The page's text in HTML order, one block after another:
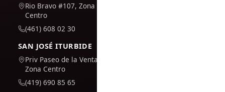
Rio Bravo #107, Zona
Centro
(461) 608 02 30
SAN JOSÉ ITURBIDE
Priv Paseo de la Venta #7,
Zona Centro
(419) 690 85 65